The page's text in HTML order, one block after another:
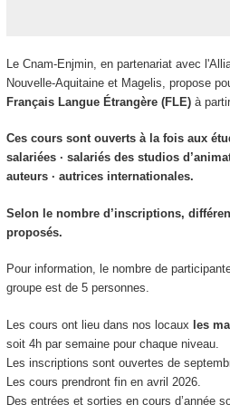
Le Cnam-Enjmin, en partenariat avec
Nouvelle-Aquitaine et Magelis, propose
Français Langue Étrangère (FLE) à
Ces cours sont ouverts à la fois aux
salariées · salariés des studios
auteurs · autrices internationales.
Selon le nombre d’inscriptions,
proposés.
Pour information, le nombre de
groupe est de 5 personnes.
Les cours ont lieu dans nos locaux les
soit 4h par semaine pour chaque niveau.
Les inscriptions sont ouvertes de
Les cours prendront fin en avril 2026.
Des entrées et sorties en cours d’année